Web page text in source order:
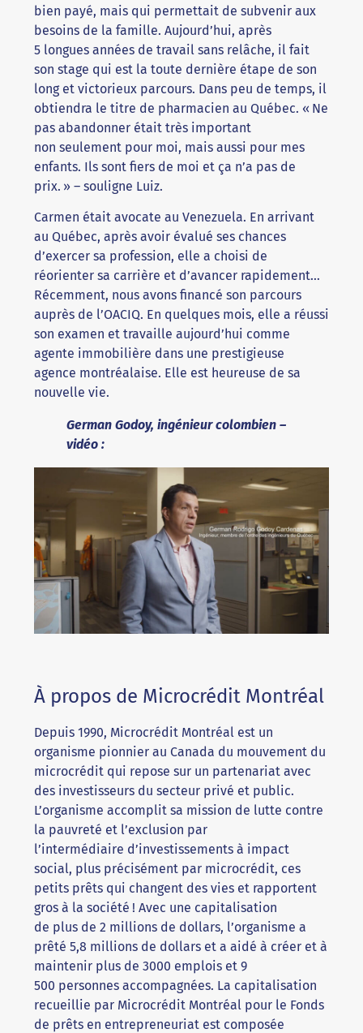
bien payé, mais qui permettait de subvenir aux
besoins de la famille. Aujourd’hui, après
5 longues années de travail sans relâche, il fait
son stage qui est la toute dernière étape de son
long et victorieux parcours. Dans peu de temps, il
obtiendra le titre de pharmacien au Québec. « Ne
pas abandonner était très important
non seulement pour moi, mais aussi pour mes
enfants. Ils sont fiers de moi et ça n’a pas de
prix. » – souligne Luiz.
Carmen était avocate au Venezuela. En arrivant
au Québec, après avoir évalué ses chances
d’exercer sa profession, elle a choisi de
réorienter sa carrière et d’avancer rapidement…
Récemment, nous avons financé son parcours
auprès de l’OACIQ. En quelques mois, elle a réussi
son examen et travaille aujourd’hui comme
agente immobilière dans une prestigieuse
agence montréalaise. Elle est heureuse de sa
nouvelle vie.
German Godoy, ingénieur colombien –
vidéo :
À propos de Microcrédit Montréal
Depuis 1990, Microcrédit Montréal est un
organisme pionnier au Canada du mouvement du
microcrédit qui repose sur un partenariat avec
des investisseurs du secteur privé et public.
L’organisme accomplit sa mission de lutte contre
la pauvreté et l’exclusion par
l’intermédiaire d’investissements à impact
social, plus précisément par microcrédit, ces
petits prêts qui changent des vies et rapportent
gros à la société ! Avec une capitalisation
de plus de 2 millions de dollars, l’organisme a
prêté 5,8 millions de dollars et a aidé à créer et à
maintenir plus de 3000 emplois et 9
500 personnes accompagnées. La capitalisation
recueillie par Microcrédit Montréal pour le Fonds
de prêts en entrepreneuriat est composée